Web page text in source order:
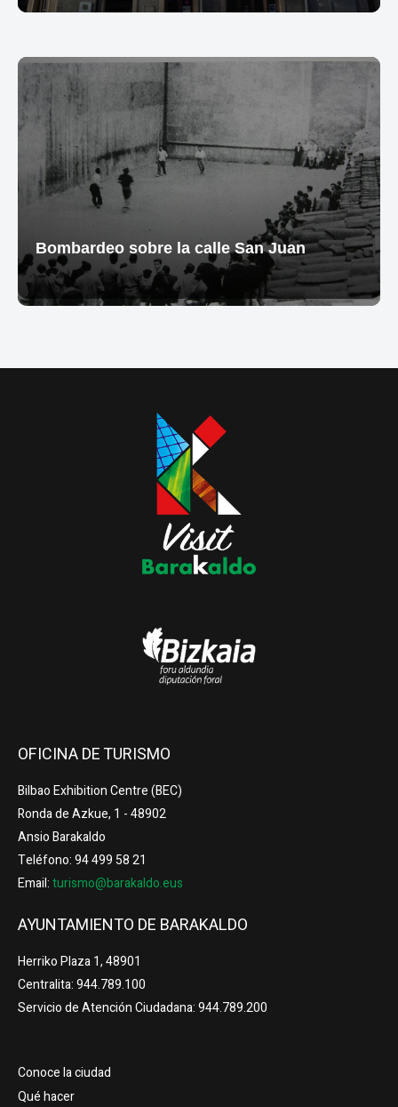
Bombardeo sobre la calle San Juan
OFICINA DE TURISMO
Bilbao Exhibition Centre (BEC)
Ronda de Azkue, 1 - 48902
Ansio Barakaldo
Teléfono: 94 499 58 21
Email:turismo@barakaldo.eus
AYUNTAMIENTO DE BARAKALDO
Herriko Plaza 1, 48901
Centralita: 944.789.100
Servicio de Atención Ciudadana: 944.789.200
Conoce la ciudad
Qué hacer